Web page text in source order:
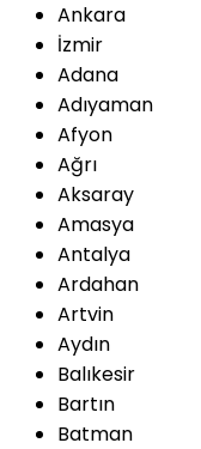
Ankara
İzmir
Adana
Adıyaman
Afyon
Ağrı
Aksaray
Amasya
Antalya
Ardahan
Artvin
Aydın
Balıkesir
Bartın
Batman